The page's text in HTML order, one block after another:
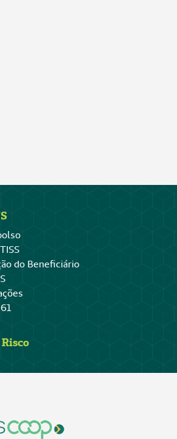
do Beneficiário